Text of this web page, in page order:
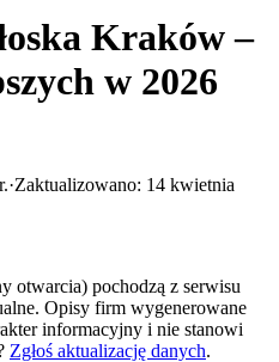
Kraków –
w 2026
·Zaktualizowano: 14 kwietnia
otwarcia) pochodzą z serwisu
Opisy firm wygenerowane
informacyjny i nie stanowi
Zgłoś aktualizację danych.